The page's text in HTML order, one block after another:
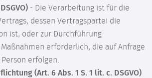
- Die Verarbeitung ist für die
dessen Vertragspartei die
ist, oder zur Durchführung
erforderlich, die auf Anfrage
erfolgen.
(Art. 6 Abs. 1 S. 1 lit. c. DSGVO)